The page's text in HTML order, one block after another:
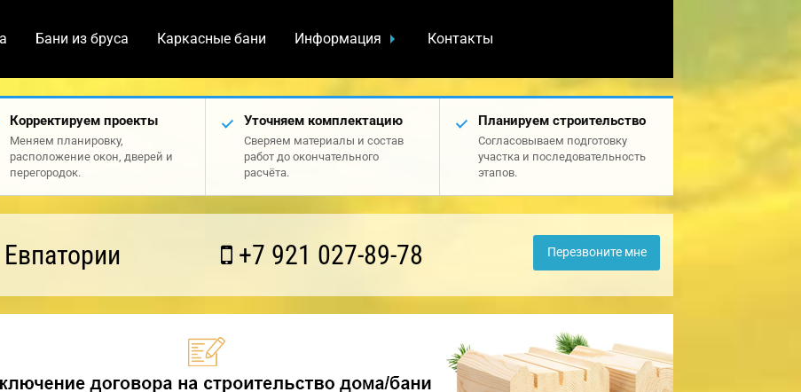
Бани из бруса Каркасные бани Информация Контакты
Корректируем проекты
Меняем планировку,
расположение окон, дверей и
перегородок.
Уточняем комплектацию
Сверяем материалы и состав
работ до окончательного
расчёта.
Планируем строительство
Согласовываем подготовку
участка и последовательность
этапов.
+7 921 027-89-78 Перезвоните мне